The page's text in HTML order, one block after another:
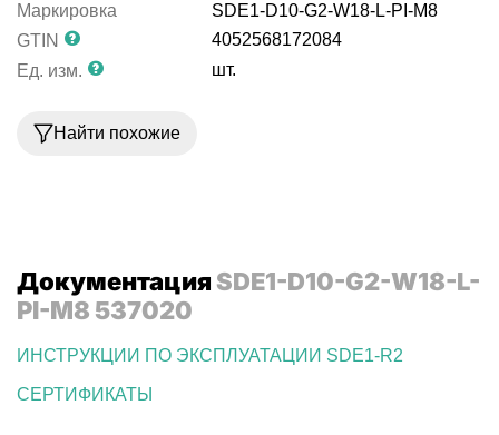
Маркировка
SDE1-D10-G2-W18-L-PI-M8
GTIN
4052568172084
Ед. изм.
шт.
Найти похожие
Документация SDE1-D10-G2-W18-L-
PI-M8 537020
ИНСТРУКЦИИ ПО ЭКСПЛУАТАЦИИ SDE1-R2
СЕРТИФИКАТЫ